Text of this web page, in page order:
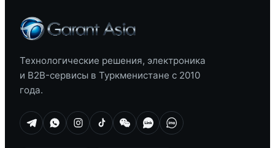
Технологические решения, электроника
и B2B-сервисы в Туркменистане с 2010
года.